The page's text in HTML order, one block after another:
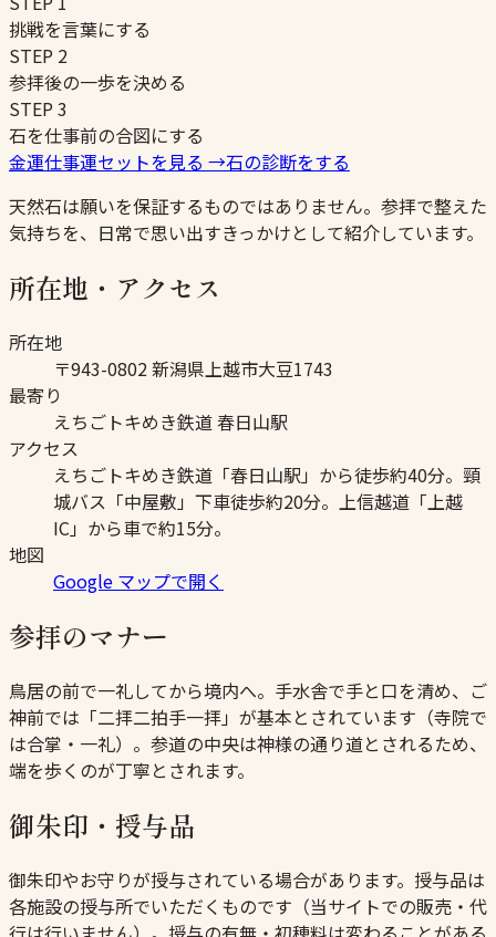
挑戦を言葉にする
STEP 2
参拝後の一歩を決める
STEP3
石を仕事前の合図にする
金運仕事運セットを見る →石の診断をする
天然石は願いを保証するものではありません。参拝で整えた
気持ちを、日常で思い出すきっかけとして紹介しています。
所在地・アクセス
所在地
〒943-0802 新潟県上越市大豆1743
最寄り
えちごトキめき鉄道 春日山駅
アクセス
えちごトキめき鉄道「春日山駅」から徒歩約40分。頸
城バス「中屋敷」下車徒歩約20分。上信越道「上越
IC」から車で約15分。
地図
Google マップで開く
参拝のマナー
鳥居の前で一礼してから境内へ。手水舎で手と口を清め、ご
神前では「二拝二拍手一拝」が基本とされています（寺院で
は合掌・一礼）。参道の中央は神様の通り道とされるため、
端を歩くのが丁寧とされます。
御朱印・授与品
御朱印やお守りが授与されている場合があります。授与品は
各施設の授与所でいただくものです（当サイトでの販売・代